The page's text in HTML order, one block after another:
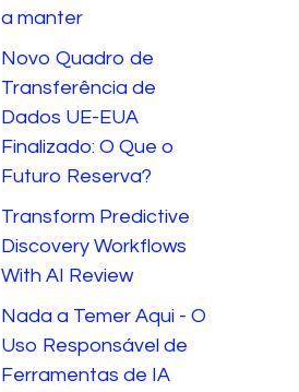
a manter
Novo Quadro de
Transferência de
Dados UE-EUA
Finalizado: O Que o
Futuro Reserva?
Transform Predictive
Discovery Workflows
With AI Review
Nada a Temer Aqui - O
Uso Responsável de
Ferramentas de IA